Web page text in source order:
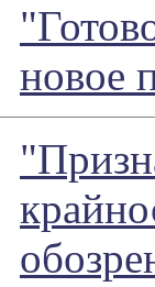
новое